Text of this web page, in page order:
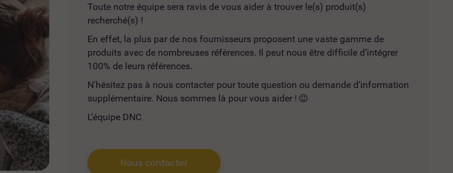
Toute notre équipe sera ravis de vous aider à trouver le(s) produit(s)
recherché(s) !
En effet, la plus par de nos fournisseurs proposent une vaste gamme de
produits avec de nombreuses références. Il peut nous être difficile d’intégrer
100% de leurs références.
N'hésitez pas à nous contacter pour toute question ou demande d'information
supplémentaire. Nous sommes là pour vous aider !
L’équipe DNC
Nous contacter